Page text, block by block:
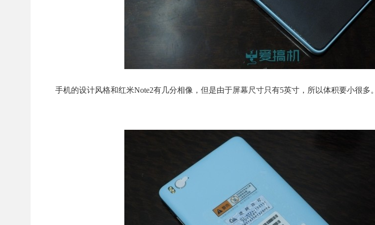
手机的设计风格和红米Note2有几分相像，但是由于屏幕尺寸只有5英寸，所以体积要小很多。